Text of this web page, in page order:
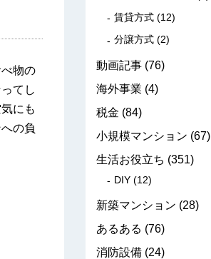
物の
てし
にも
の負
賃貸方式 (12)
分譲方式 (2)
動画記事 (76)
海外事業 (4)
税金 (84)
小規模マンション (67)
生活お役立ち (351)
DIY (12)
新築マンション (28)
あるある (76)
消防設備 (24)